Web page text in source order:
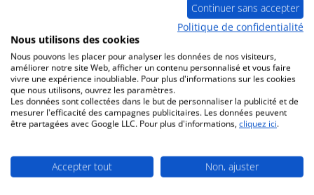
Fireplace Mauritius déflecteur bas
Fabricant:Fireplace
Prix régulier :
91,31 €
Disponible, délai de livraison : 4-6 jours
Détails
Continuer sans accepter
Politique de confidentialité
Nous utilisons des cookies
Nous pouvons les placer pour analyser les données de nos visiteurs,
améliorer notre site Web, afficher un contenu personnalisé et vous faire
vivre une expérience inoubliable. Pour plus d'informations sur les cookies
que nous utilisons, ouvrez les paramètres.
Les données sont collectées dans le but de personnaliser la publicité et de
mesurer l'efficacité des campagnes publicitaires. Les données peuvent
être partagées avec Google LLC. Pour plus d'informations, cliquez ici.
Accepter tout Non, ajuster